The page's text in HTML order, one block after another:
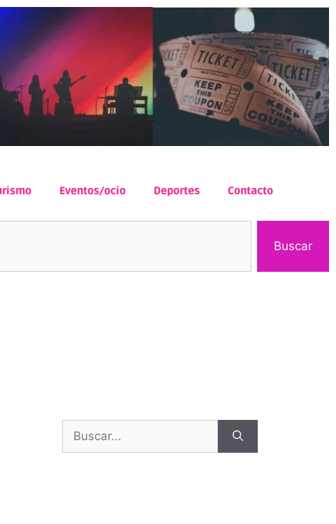
Eventos/ocio Deportes Contacto
Buscar